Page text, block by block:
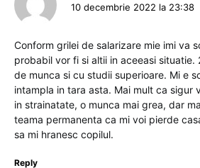
10 decembrie 2022 la 23:38
Conform grilei de salarizare mie imi va
probabil vor fi si altii in aceeasi
de munca si cu studii superioare. Mi e
intampla in tara asta. Mai mult ca sigur
in strainatate, o munca mai grea, dar
teama permanenta ca mi voi pierde
sa mi hranesc copilul.
Reply